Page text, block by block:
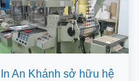
In An Khánh sở hữu hệ